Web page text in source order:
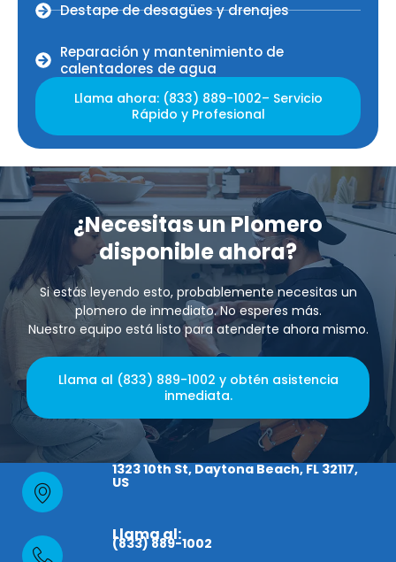
Destape de desagües y drenajes
Reparación y mantenimiento de
calentadores de agua
Llama ahora: (833) 889-1002– Servicio
Rápido y Profesional
¿Necesitas un Plomero
disponible ahora?
Si estás leyendo esto, probablemente necesitas un
plomero de inmediato. No esperes más.
Nuestro equipo está listo para atenderte ahora mismo.
Llama al (833) 889-1002 y obtén asistencia
inmediata.
1323 10th St, Daytona Beach, FL 32117,
US
Llama al:
(833) 889-1002